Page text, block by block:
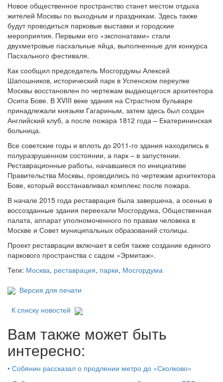
Новое общественное пространство станет местом отдыха
жителей Москвы по выходным и праздникам. Здесь также
будут проводиться парковые выставки и городские
мероприятия. Первыми его «экспонатами» стали
двухметровые пасхальные яйца, выполненные для конкурса
Пасхального фестиваля.
Как сообщил председатель Мосгордумы Алексей
Шапошников, исторический парк в Успенском переулке
Москвы восстановлен по чертежам выдающегося архитектора
Осипа Бове. В XVIII веке здания на Страстном бульваре
принадлежали князьям Гагариным, затем здесь был создан
Английский клуб, а после пожара 1812 года – Екатерининская
больница.
Все советские годы и вплоть до 2011-го здания находились в
полуразрушенном состоянии, а парк – в запустении.
Реставрационные работы, начавшиеся по инициативе
Правительства Москвы, проводились по чертежам архитектора
Бове, который восстанавливал комплекс после пожара.
В начале 2015 года реставрация была завершена, а осенью в
воссозданные здания переехали Мосгордума, Общественная
палата, аппарат уполномоченного по правам человека в
Москве и Совет муниципальных образований столицы.
Проект реставрации включает в себя также создание единого
паркового пространства с садом «Эрмитаж».
Теги: Москва, реставрация, парки, Мосгордума
Версия для печати
К списку новостей
Вам также может быть
интересно:
• Собянин рассказал о продлении метро до «Сколково»